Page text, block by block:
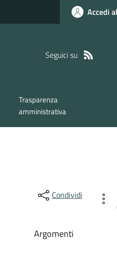
Accedi
Seguici su
Trasparenza
amministrativa
Condividi
Argomenti